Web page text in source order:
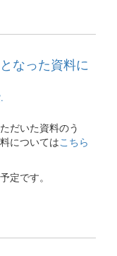
なった資料に
だいた資料のう
についてはこちら
定です。